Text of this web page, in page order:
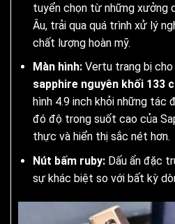
tuyển chọn từ những xưởng
Âu, trải qua quá trình xử lý
chất lượng hoàn mỹ.
Màn hình:Vertu trang bị
sapphire nguyên khối 133
hình 4.9 inch khỏi những tác
đó độ trong suốt cao của
thực và hiển thị sắc nét hơn.
Nút bấm ruby:Dấu ấn đặc
sự khác biệt so với bất kỳ